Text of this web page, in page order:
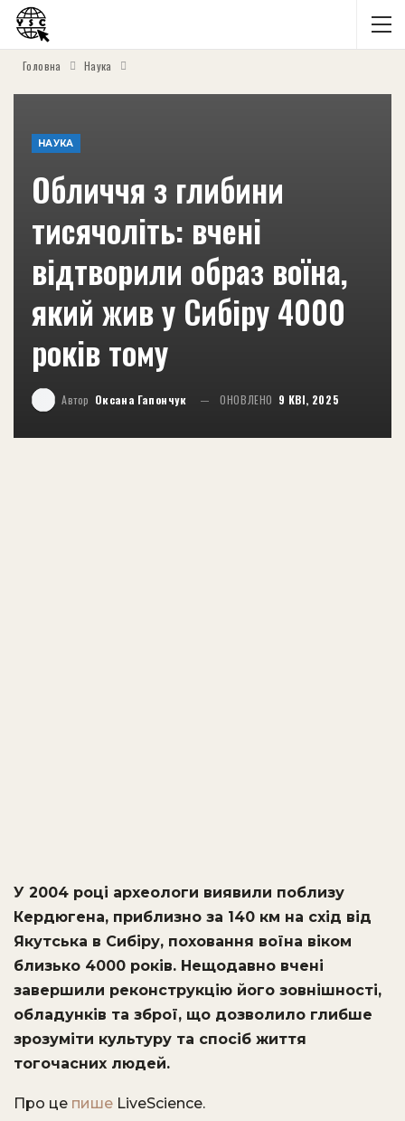
Головна Наука
НАУКА
Обличчя з глибини
тисячоліть: вчені
відтворили образ воїна,
який жив у Сибіру 4000
років тому
Автор Оксана Гапончук ОНОВЛЕНО 9 КВІ, 2025
У 2004 році археологи виявили поблизу
Кердюгена, приблизно за 140 км на схід від
Якутська в Сибіру, поховання воїна віком
близько 4000 років. Нещодавно вчені
завершили реконструкцію його зовнішності,
обладунків та зброї, що дозволило глибше
зрозуміти культуру та спосіб життя
тогочасних людей.​
Про це пише LiveScience.